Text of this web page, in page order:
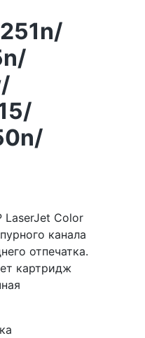
LaserJet Color
канала
отпечатка.
картридж